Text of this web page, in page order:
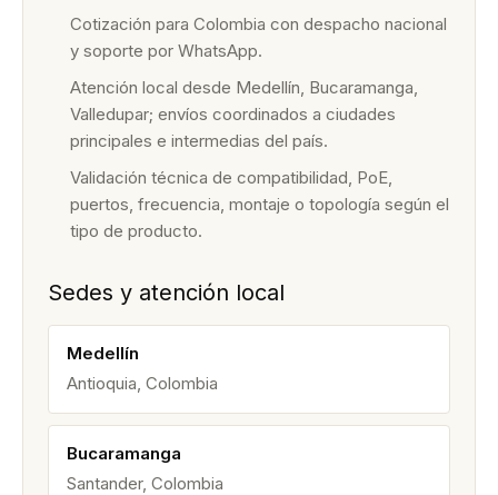
Cotización para Colombia con despacho nacional
y soporte por WhatsApp.
Atención local desde Medellín, Bucaramanga,
Valledupar; envíos coordinados a ciudades
principales e intermedias del país.
Validación técnica de compatibilidad, PoE,
puertos, frecuencia, montaje o topología según el
tipo de producto.
Sedes y atención local
Medellín
Antioquia, Colombia
Bucaramanga
Santander, Colombia